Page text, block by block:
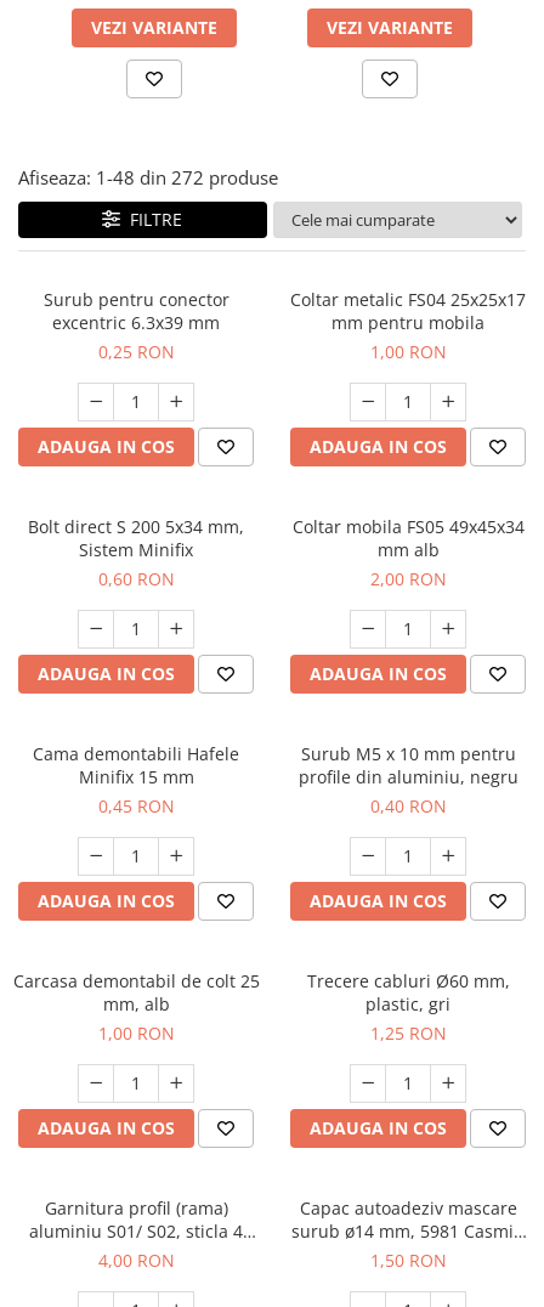
Solutii de curatat & adezivi
Canturi ABS
Clesti/ patenti
Alte scule & unelte
VEZI VARIANTE VEZI VARIANTE
Afiseaza: 1-48 din 272 produse
FILTRE
Surub pentru conector
excentric 6.3x39 mm
0,25 RON
ADAUGA IN COS
Coltar metalic FS04 25x25x17
mm pentru mobila
1,00 RON
ADAUGA IN COS
Bolt direct S 200 5x34 mm,
Sistem Minifix
0,60 RON
ADAUGA IN COS
Coltar mobila FS05 49x45x34
mm alb
2,00 RON
ADAUGA IN COS
Cama demontabili Hafele
Minifix 15 mm
0,45 RON
ADAUGA IN COS
Surub M5 x 10 mm pentru
profile din aluminiu, negru
0,40 RON
ADAUGA IN COS
Carcasa demontabil de colt 25
mm, alb
1,00 RON
ADAUGA IN COS
Trecere cabluri Ø60 mm,
plastic, gri
1,25 RON
ADAUGA IN COS
Garnitura profil (rama)
aluminiu S01/ S02, sticla 4
mm - 1 m
4,00 RON
Capac autoadeziv mascare
surub ø14 mm, 5981 Casmir,
folie 25 buc
1,50 RON